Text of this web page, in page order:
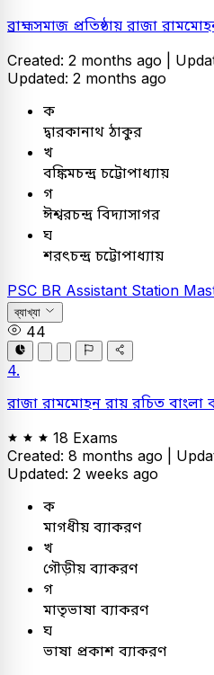
ব্রাহ্মসমাজ প্রতিষ্ঠায় রাজা
Created: 2 months ago |
Updated: 2 months ago
ক
দ্বারকানাথ ঠাকুর
খ
বঙ্কিমচন্দ্র চট্টোপাধ্যায়
গ
ঈশ্বরচন্দ্র বিদ্যাসাগর
ঘ
শরৎচন্দ্র চট্টোপাধ্যায়
PSC BR Assistant Station
ব্যাখ্যা
44
4.
রাজা রামমোহন রায় রচিত বাংলা
18 Exams
Created: 8 months ago |
Updated: 2 weeks ago
ক
মাগধীয় ব্যাকরণ
খ
গৌড়ীয় ব্যাকরণ
গ
মাতৃভাষা ব্যাকরণ
ঘ
ভাষা প্রকাশ ব্যাকরণ